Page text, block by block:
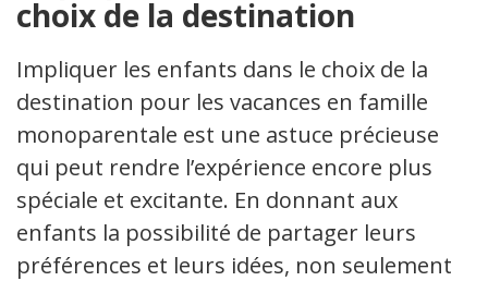
choix de la destination
Impliquer les enfants dans le choix de la
destination pour les vacances en famille
monoparentale est une astuce précieuse
qui peut rendre l’expérience encore plus
spéciale et excitante. En donnant aux
enfants la possibilité de partager leurs
préférences et leurs idées, non seulement